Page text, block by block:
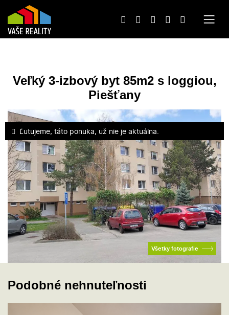
Veľký 3-izbový byt 85m2 s loggiou,
Piešťany
Ľutujeme, táto ponuka, už nie je aktuálna.
Všetky fotografie
Podobné nehnuteľnosti